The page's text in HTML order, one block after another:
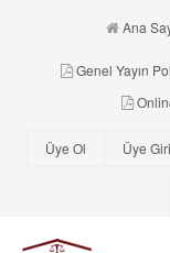
Ana
Genel Yayın
Üye Ol Üye